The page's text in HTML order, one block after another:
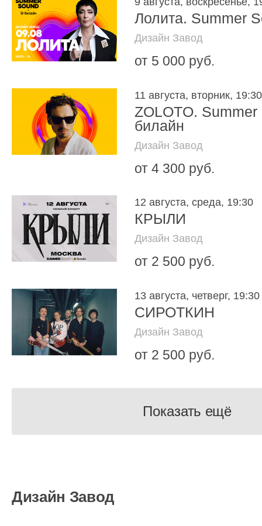
Лолита. Summer
Дизайн Завод
от 5 000 руб.
11 августа, вторник, 19:30
ZOLOTO. Summer
билайн
Дизайн Завод
от 4 300 руб.
12 августа, среда, 19:30
КРЫЛИ
Дизайн Завод
от 2 500 руб.
13 августа, четверг, 19:30
СИРОТКИН
Дизайн Завод
от 2 500 руб.
Показать ещё
Дизайн Завод